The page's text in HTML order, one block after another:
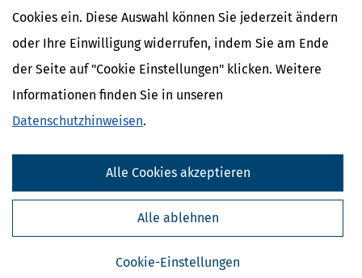
Cookies ein. Diese Auswahl können Sie jederzeit ändern
oder Ihre Einwilligung widerrufen, indem Sie am Ende
der Seite auf "Cookie Einstellungen" klicken. Weitere
Informationen finden Sie in unseren
Datenschutzhinweisen.
Cookie-Einstellungen
Alle ablehnen
Alle Cookies akzeptieren
In diesem Beitrag suchen
Drucken, Speichern & Empfehlen
Beitrag per E-Mail weiterempfehlen
Bewertung des Beitrags
5/5